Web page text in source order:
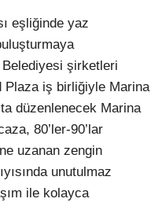
eşliğinde yaz
Belediyesi şirketleri
Plaza iş birliğiyle Marina
düzenlenecek Marina
80’ler-90’lar
uzanan zengin
unutulmaz
ile kolayca